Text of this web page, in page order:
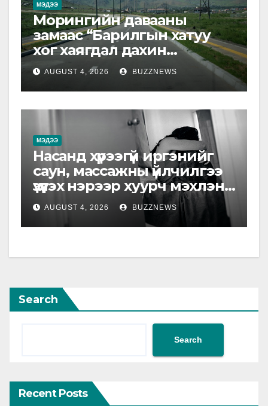
МЭДЭЭ
Морингийн давааны
замаас “Барилгын хатуу
хог хаягдал дахин
боловсруулах үйлдвэр”
хүртэлх 1.5 км урт авто зам
ашиглалтад орлоо
AUGUST 4, 2026 BUZZNEWS
МЭДЭЭ
Насанд хүрээгүй иргэнийг
саун, массажны үйлчилгээ
үзүүлэх нэрээр хуурч мэхлэн
бусдад зуучлан биеийг нь
үнэлүүлжээ
AUGUST 4, 2026 BUZZNEWS
Search
Search
Recent Posts